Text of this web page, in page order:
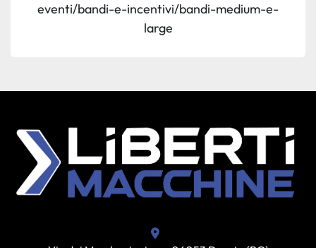
eventi/bandi-e-incentivi/bandi-medium-e-
large